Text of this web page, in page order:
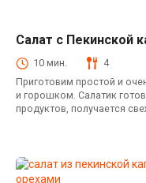
Салат с Пекинской
10 мин. 4
Приготовим простой и
и горошком. Салатик
продуктов, получается